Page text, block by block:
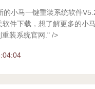
的小马一键重装系统软件
件下载，想了解更多的小
装系统官网." />